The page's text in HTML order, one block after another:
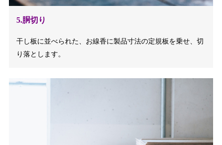
5.胴切り
干し板に並べられた、お線香に製品寸法の定規板を乗せ、切
り落とします。